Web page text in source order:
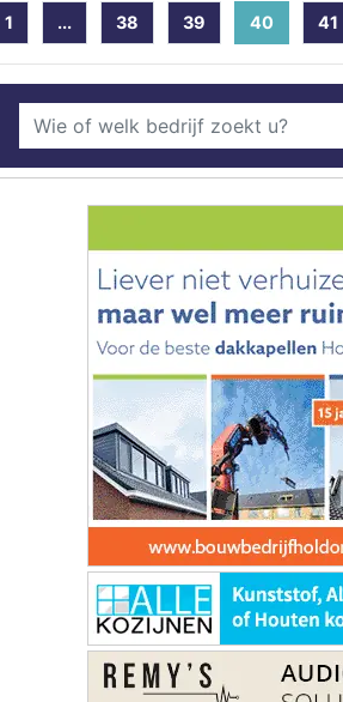
1 ... 38 39 40 (current)
41